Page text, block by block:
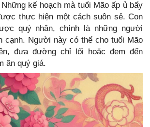
kế hoạch mà tuổi Mão ấp ủ bấy
thực hiện một cách suôn sẻ. Con
quý nhân, chính là những người
cạnh. Người này có thể cho tuổi Mão
đưa đường chỉ lối hoặc đem đến
ăn quý giá.